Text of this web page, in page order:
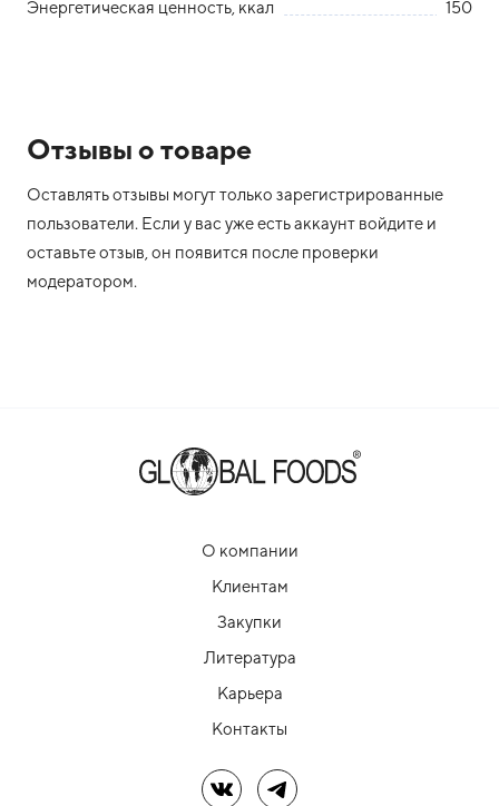
Энергетическая ценность, ккал
150
Отзывы о товаре
Оставлять отзывы могут только зарегистрированные
пользователи. Если у вас уже есть аккаунт войдите и
оставьте отзыв, он появится после проверки
модератором.
О компании
Клиентам
Закупки
Литература
Карьера
Контакты
Мы в ВКМы в Telegram